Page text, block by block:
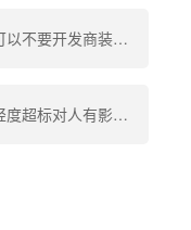
上一篇：精装房真的很差吗 精装房可以不要开发商装修吗 精装房哪家房企做得好
下一篇：甲醛轻度超标能住吗 甲醛轻度超标对人有影响吗 甲醛轻度孕妇可以住吗